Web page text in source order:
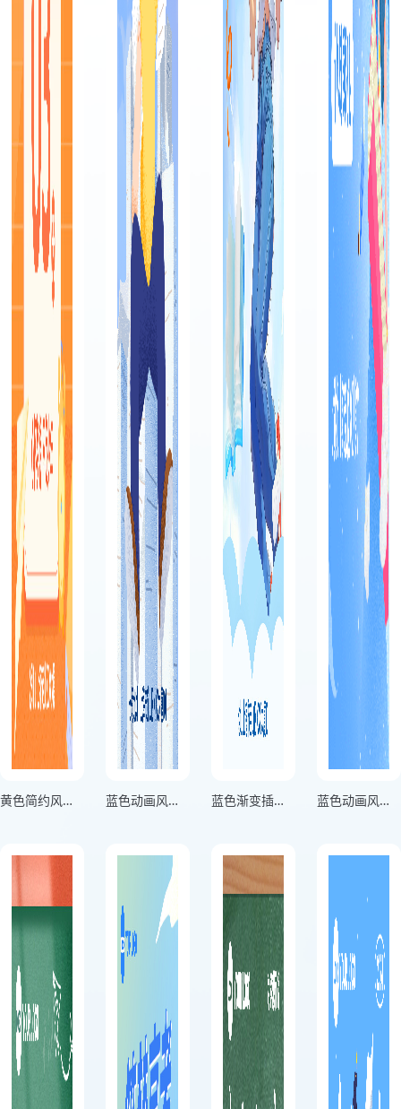
黄色简约风高考倒计时宣传海报 蓝色动画风高考倒计时拼搏宣传海报 蓝色渐变插画风格高考必胜倒计时100天竖版高考倒计时100天海报 蓝色动画风高考加油宣传海报